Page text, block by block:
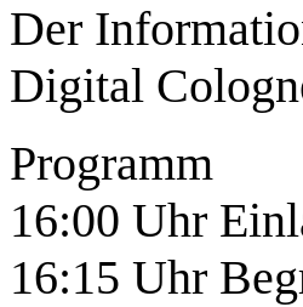
Der
Digital
Programm
16:00 Uhr
16:15 Uhr